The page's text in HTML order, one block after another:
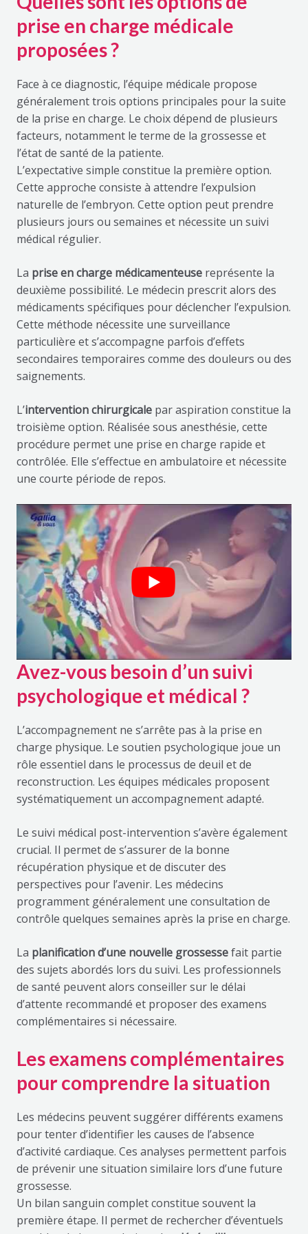
prise en charge médicale
proposées ?
Face à ce diagnostic, l’équipe médicale propose
généralement trois options principales pour la suite
de la prise en charge. Le choix dépend de plusieurs
facteurs, notamment le terme de la grossesse et
l’état de santé de la patiente.
L’expectative simple constitue la première option.
Cette approche consiste à attendre l’expulsion
naturelle de l’embryon. Cette option peut prendre
plusieurs jours ou semaines et nécessite un suivi
médical régulier.
La prise en charge médicamenteusereprésente la
deuxième possibilité. Le médecin prescrit alors des
médicaments spécifiques pour déclencher l’expulsion.
Cette méthode nécessite une surveillance
particulière et s’accompagne parfois d’effets
secondaires temporaires comme des douleurs ou des
saignements.
L’intervention chirurgicalepar aspiration constitue la
troisième option. Réalisée sous anesthésie, cette
procédure permet une prise en charge rapide et
contrôlée. Elle s’effectue en ambulatoire et nécessite
une courte période de repos.
Avez-vous besoin d’un suivi
psychologique et médical ?
L’accompagnement ne s’arrête pas à la prise en
charge physique. Le soutien psychologique joue un
rôle essentiel dans le processus de deuil et de
reconstruction. Les équipes médicales proposent
systématiquement un accompagnement adapté.
Le suivi médical post-intervention s’avère également
crucial. Il permet de s’assurer de la bonne
récupération physique et de discuter des
perspectives pour l’avenir. Les médecins
programment généralement une consultation de
contrôle quelques semaines après la prise en charge.
La planification d’une nouvelle grossessefait partie
des sujets abordés lors du suivi. Les professionnels
de santé peuvent alors conseiller sur le délai
d’attente recommandé et proposer des examens
complémentaires si nécessaire.
Les examens complémentaires
pour comprendre la situation
Les médecins peuvent suggérer différents examens
pour tenter d’identifier les causes de l’absence
d’activité cardiaque. Ces analyses permettent parfois
de prévenir une situation similaire lors d’une future
grossesse.
Un bilan sanguin complet constitue souvent la
première étape. Il permet de rechercher d’éventuels